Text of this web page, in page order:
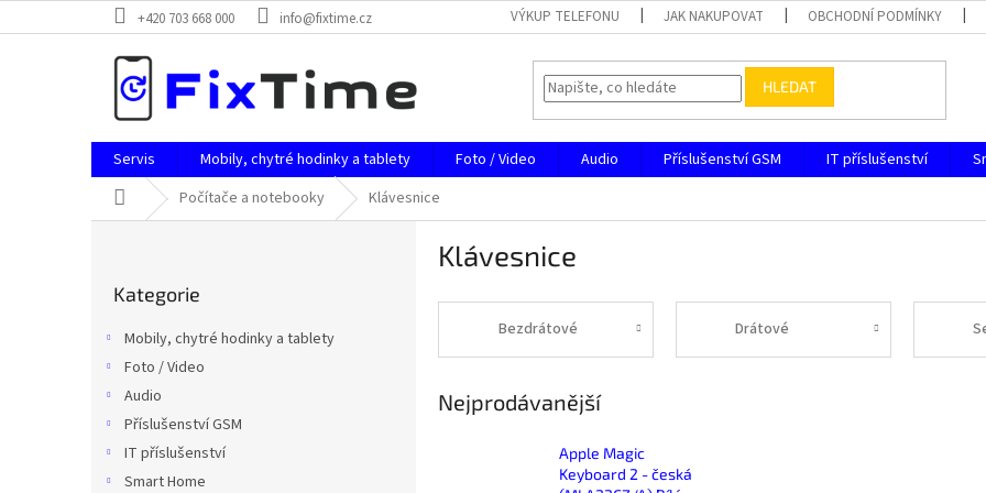
na
+420 703 668 000 info@fixtime.cz VÝKUP TELEFONU JAK NAKUPOVAT OBCHODNÍ PODMÍNKY
HLEDAT
Servis Mobily, chytré hodinky a tablety Foto / Video Audio Příslušenství GSM IT příslušenství
Domů Počítače a notebooky Klávesnice
kategorie
Kategorie
Mobily, chytré hodinky a tablety
Foto / Video
Audio
Příslušenství GSM
IT příslušenství
Smart Home
Klávesnice
Bezdrátové Drátové
Nejprodávanější
Apple Magic
Keyboard 2 - česká